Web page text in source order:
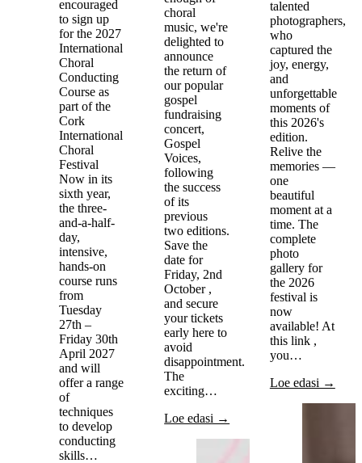
encouraged
to sign up
for the 2027
International
Choral
Conducting
Course as
part of the
Cork
International
Choral
Festival
Now in its
sixth year,
the three-
and-a-half-
day,
intensive,
hands-on
course runs
from
Tuesday
27th –
Friday 30th
April 2027
and will
offer a range
of
techniques
to develop
conducting
skills…
choral
music, we're
delighted to
announce
the return of
our popular
gospel
fundraising
concert,
Gospel
Voices,
following
the success
of its
previous
two editions.
Save the
date for
Friday, 2nd
October ,
and secure
your tickets
early here to
avoid
disappointment.
The
exciting…
Loe edasi →
talented
photographers,
who
captured the
joy, energy,
and
unforgettable
moments of
this 2026's
edition.
Relive the
memories —
one
beautiful
moment at a
time. The
complete
photo
gallery for
the 2026
festival is
now
available! At
this link ,
you…
Loe edasi →